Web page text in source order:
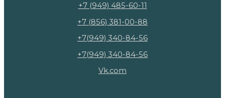
+7 (949) 485-60-11
+7 (856) 381-00-88
+7(949) 340-84-56
+7(949) 340-84-56
Vk.com